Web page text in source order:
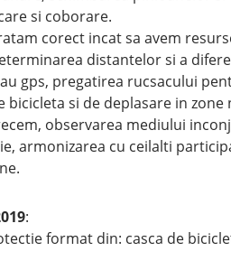
si coborare.
corect incat sa avem
distantelor si a
gps, pregatirea rucsacului
bicicleta si de deplasare in
observarea mediului
armonizarea cu ceilalti
:
format din: casca de